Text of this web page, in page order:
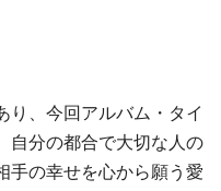
、今回アルバム・タイ
自分の都合で大切な人の
手の幸せを心から願う愛